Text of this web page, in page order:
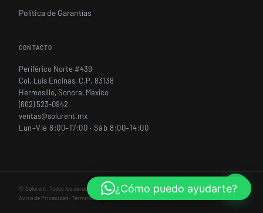
Política de Garantías
CONTACTO
Periférico Norte #439
Col. Luis Encinas, C.P. 83138
Hermosillo, Sonora, México
(662) 523-0942
ventas@solurent.mx
Lun–Vie 8:00–17:00 · Sáb 8:00–14:00
© Solurent. Todos los derechos reservados.
Aviso de Privacidad·Términos y Condiciones
¿Cómo puedo ayudarte?